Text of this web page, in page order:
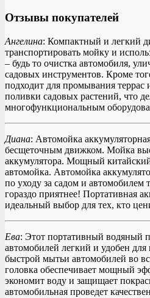
Отзывы покупателей
Ангелина: Компактный и легкий
транспортировать мойку и
– будь то очистка автомобиля,
садовых инструментов. Кроме
подходит для промывания террас
поливки садовых растений, что
многофункциональным
Диана: Автомойка
бесщеточным движком. Мойка
аккумулятора. Мощный
автомойка. Автомойка
по уходу за садом и автомобилем
гораздо приятнее! Портативная
идеальный выбор для тех, кто
Ева: Этот портативный водяный
автомобилей легкий и удобен для
быстрой мытьи автомобилей во
головка обеспечивает мощный
экономит воду и защищает
автомобильная проведет